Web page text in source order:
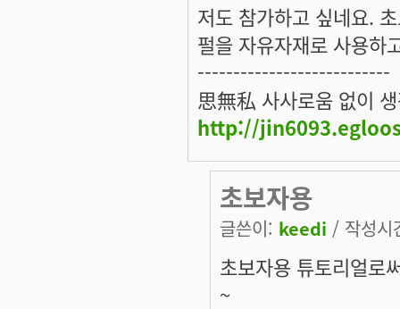
저도 참가하고 싶네요.
펄을 자유자재로 사용하
---------------------------
思無私 사사로움 없이
http://
초보자용
글쓴이: keedi / 작성
초보자용 튜토리얼로
~